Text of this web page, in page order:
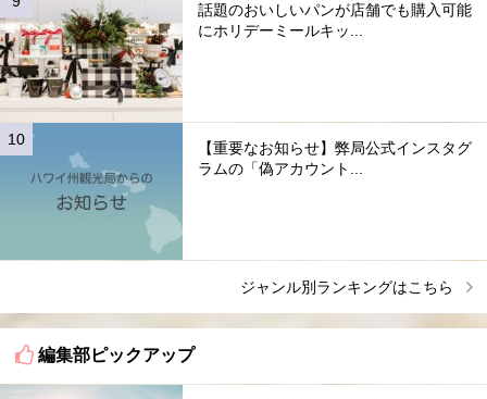
話題のおいしいパンが店舗でも購入可能
にホリデーミールキッ...
【重要なお知らせ】弊局公式インスタグ
ラムの「偽アカウント...
ジャンル別ランキングはこちら
編集部ピックアップ